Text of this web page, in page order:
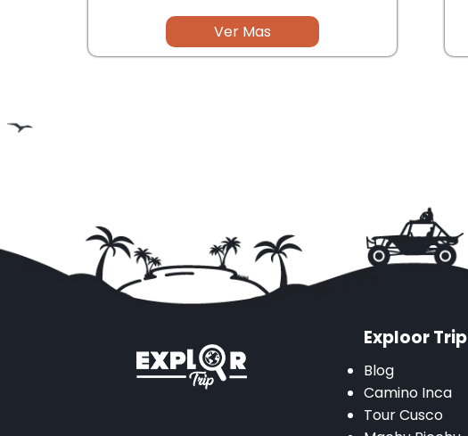
Ver Mas
Exploor Trip
Blog
Camino Inca
Tour Cusco